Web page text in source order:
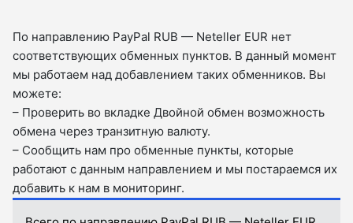
По направлению PayPal RUB — Neteller EUR нет
соответствующих обменных пунктов. В данный момент
мы работаем над добавлением таких обменников. Вы
можете:
– Проверить во вкладкe Двойной обмен возможность
обмена через транзитную валюту.
– Сообщить нам про обменные пункты, которые
работают с данным направлением и мы постараемся их
добавить к нам в мониторинг.